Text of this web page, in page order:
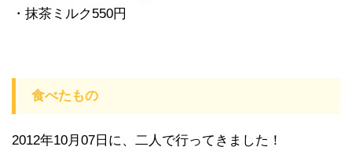
・抹茶ミルク550円
食べたもの
2012年10月07日に、二人で行ってきました！